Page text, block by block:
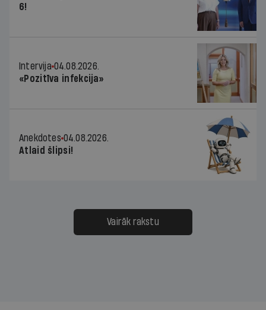
6!
Intervija 04.08.2026.
«Pozitīva infekcija»
Anekdotes 04.08.2026.
Atlaid šlipsi!
Vairāk rakstu